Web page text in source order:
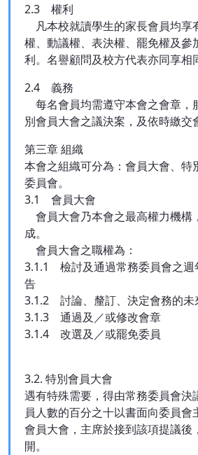
2.3 權利
凡本校就讀學生的家長會員均享
權、動議權、表決權、罷免權及參
利。名譽顧問及校方代表亦同享相
2.4 義務
每名會員均需遵守本會之會章，
別會員大會之議決案，及依時繳交
第三章 組織
本會之組織可分為：會員大會、特
委員會。
3.1 會員大會
會員大會乃本會之最高權力機構
成。
會員大會之職權為：
3.1.1 檢討及通過常務委員會之週
告
3.1.2 討論、釐訂、決定會務的未
3.1.3 通過及／或修改會章
3.1.4 改選及／或罷免委員
3.2. 特別會員大會
遇有特殊需要，得由常務委員會決
員人數的百分之十以書面向委員會
會員大會，主席於接到該項提議後
開。